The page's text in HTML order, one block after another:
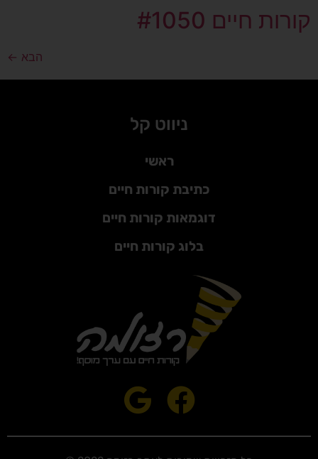
קורות חיים #1050
הבא ←
ניווט קל
ראשי
כתיבת קורות חיים
דוגמאות קורות חיים
בלוג קורות חיים